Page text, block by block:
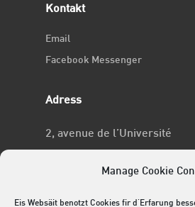
Manage Cookie
Eis Websäit benotzt Cookies fir d'Erfarung
Kontakt
Email
Facebook Messenger
Adress
2, avenue de l’Université
No RCSL